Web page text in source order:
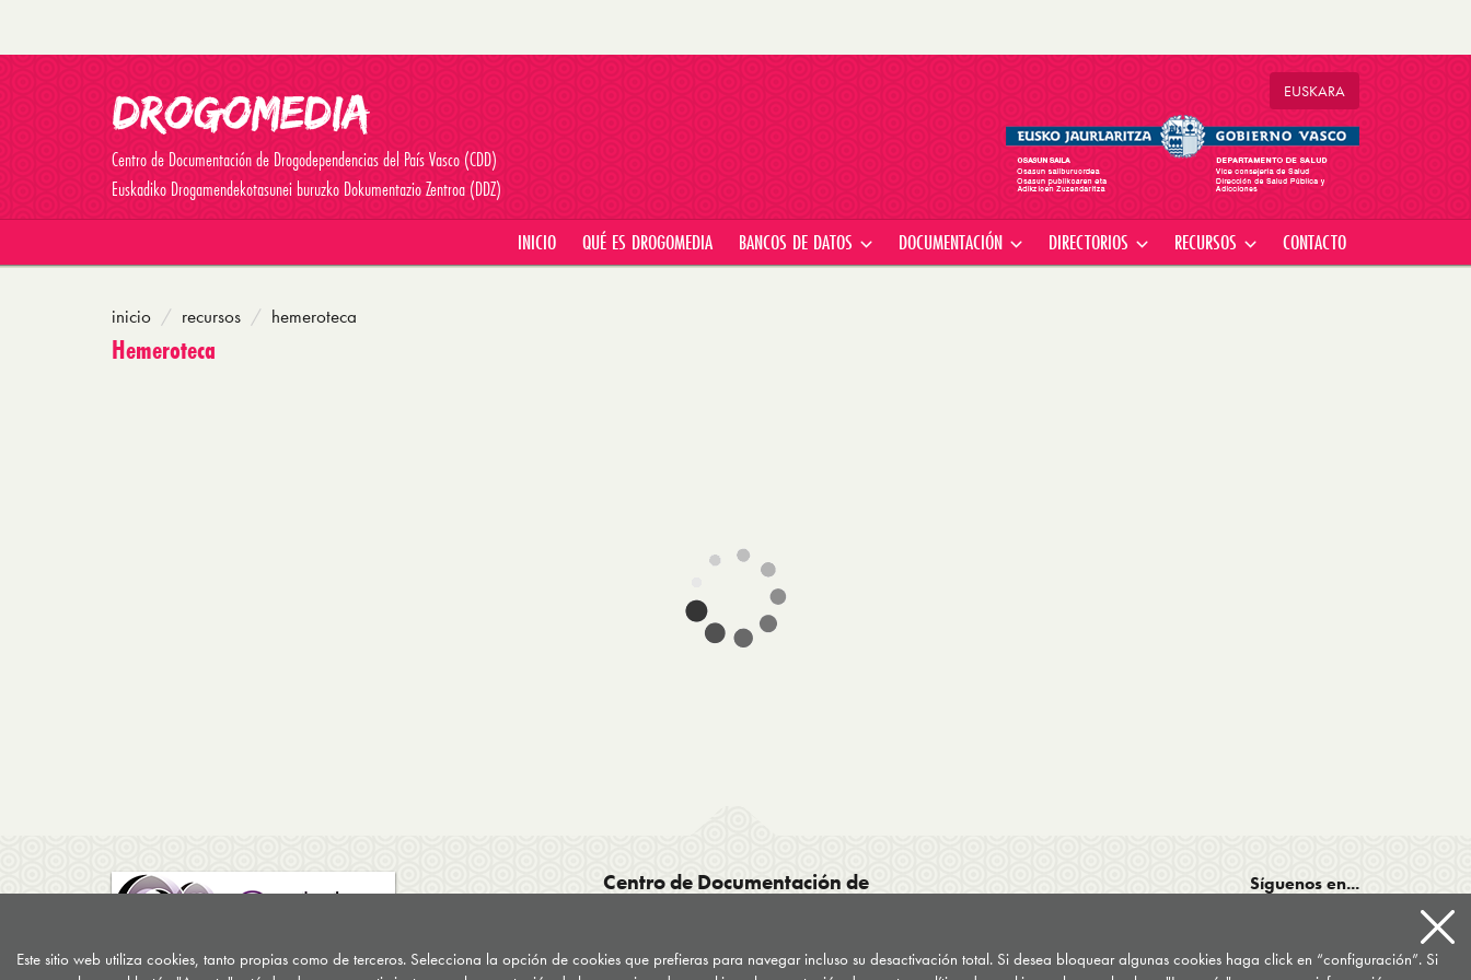
Centro de Documentación de Drogodependencias del País Vasco (CDD)
Euskadiko Drogamendekotasunei buruzko Dokumentazio Zentroa (DDZ)
EUSKARA
INICIO QUÉ ES DROGOMEDIA BANCOS DE DATOS DOCUMENTACIÓN DIRECTORIOS RECURSOS CONTACTO
inicio recursos hemeroteca
Hemeroteca
Centro de Documentación de
Drogodependencias del País Vasco CDD
20003 Donostia San Sebastián
Síguenos en...
Este sitio web utiliza cookies, tanto propias como de terceros. Selecciona la opción de cookies que prefieras para navegar incluso su desactivación total. Si desea bloquear algunas cookies haga click en “configuración”. Si